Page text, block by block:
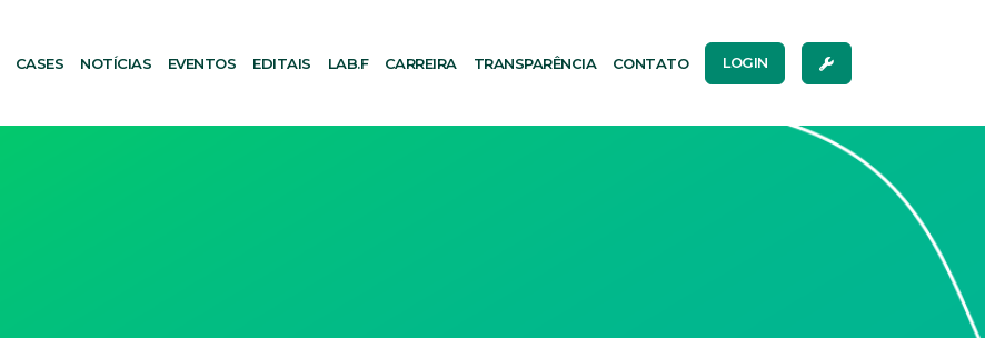
CASES NOTÍCIAS EVENTOS EDITAIS LAB.F CARREIRA TRANSPARÊNCIA CONTATO LOGIN